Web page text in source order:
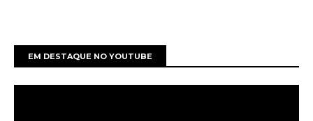
EM DESTAQUE NO YOUTUBE